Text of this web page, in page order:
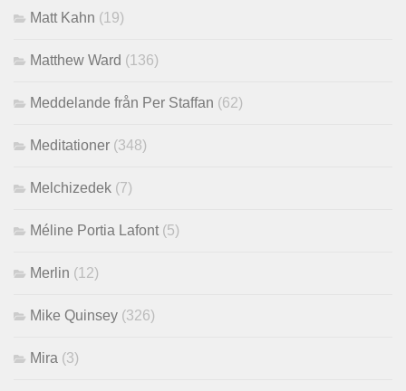
Matt Kahn (19)
Matthew Ward (136)
Meddelande från Per Staffan (62)
Meditationer (348)
Melchizedek (7)
Méline Portia Lafont (5)
Merlin (12)
Mike Quinsey (326)
Mira (3)